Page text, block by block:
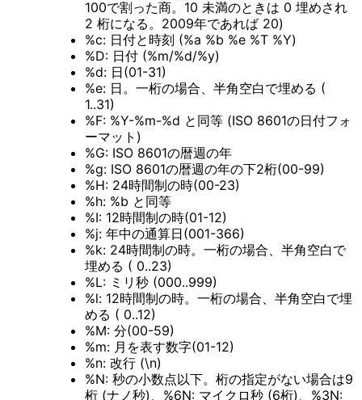
100で割った商。10 未満のときは 0 埋めされ
2 桁になる。2009年であれば 20)
%c: 日付と時刻 (%a %b %e %T %Y)
%D: 日付 (%m/%d/%y)
%d: 日(01-31)
%e: 日。一桁の場合、半角空白で埋める (
1..31)
%F: %Y-%m-%d と同等 (ISO 8601の日付フォ
ーマット)
%G: ISO 8601の暦週の年
%g: ISO 8601の暦週の年の下2桁(00-99)
%H: 24時間制の時(00-23)
%h: %b と同等
%I: 12時間制の時(01-12)
%j: 年中の通算日(001-366)
%k: 24時間制の時。一桁の場合、半角空白で
埋める ( 0..23)
%L: ミリ秒 (000..999)
%l: 12時間制の時。一桁の場合、半角空白で埋
める ( 0..12)
%M: 分(00-59)
%m: 月を表す数字(01-12)
%n: 改行 (\n)
%N: 秒の小数点以下。桁の指定がない場合は9
桁 (ナノ秒)、%6N: マイクロ秒 (6桁)、%3N: